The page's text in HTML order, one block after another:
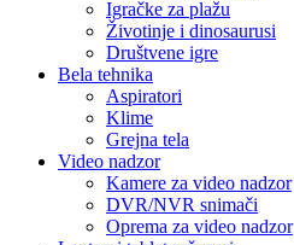
Igračke za plažu
Životinje i dinosaurusi
Društvene igre
Bela tehnika
Aspiratori
Klime
Grejna tela
Video nadzor
Kamere za video nadzor
DVR/NVR snimači
Oprema za video nadzor